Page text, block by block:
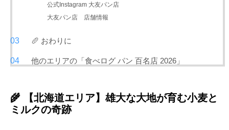
公式Instagram 大友パン店
大友パン店 店舗情報
🥖 おわりに
他のエリアの「食べログ パン 百名店 2026」
🌾 【北海道エリア】雄大な大地が育む小麦と
ミルクの奇跡